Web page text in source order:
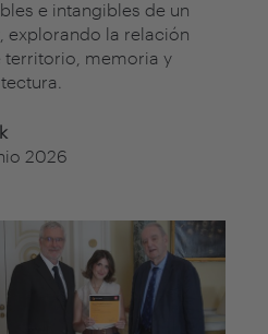
e intangibles de un
explorando la relación
territorio, memoria y
2026